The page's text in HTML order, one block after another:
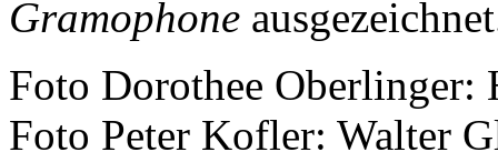
Gramophone
Foto Dorothee Oberlinger:
Foto Peter Kofler: Walter